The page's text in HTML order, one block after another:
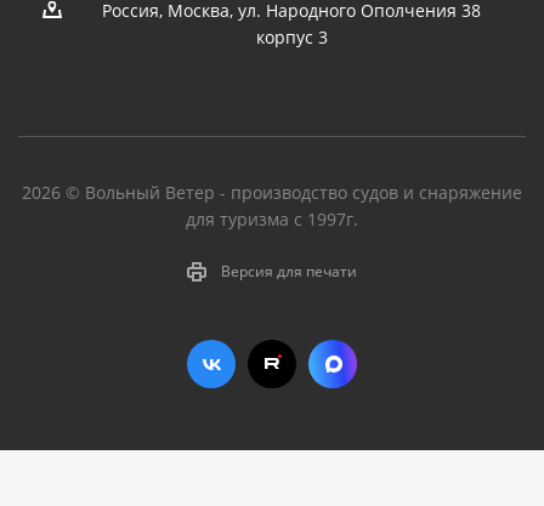
Россия, Москва, ул. Народного Ополчения 38
корпус 3
2026 © Вольный Ветер - производство судов и снаряжение
для туризма с 1997г.
Версия для печати